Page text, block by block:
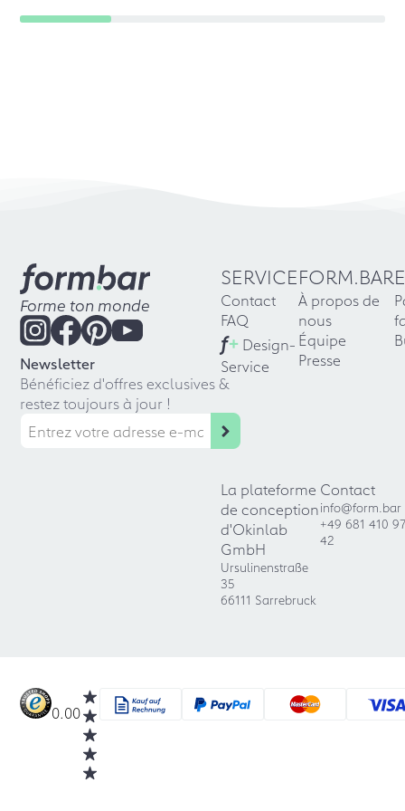
Forme ton monde
Newsletter
Bénéficiez d'offres exclusives &
restez toujours à jour !
SERVICE
Contact
FAQ
f+ Design-
Service
FORM.BAR
À propos de
nous
Équipe
Presse
La plateforme
de conception
d'Okinlab
GmbH
Ursulinenstraße
35
66111 Sarrebruck
Contact
info@form.bar
+49 681 410
42
0.00